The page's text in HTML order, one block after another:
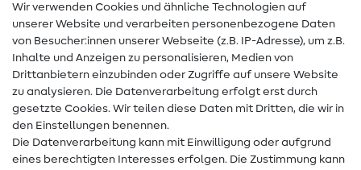
Nähanleitungen
Hilfe & Kontakt
Kontakt
Infos zum Betreiberwechsel
FAQ
Widerrufsrecht
Wir verwenden Cookies und ähnliche Technologien auf
unserer Website und verarbeiten personenbezogene Daten
von Besucher:innen unserer Webseite (z.B. IP-Adresse), um z.B.
Inhalte und Anzeigen zu personalisieren, Medien von
Drittanbietern einzubinden oder Zugriffe auf unsere Website
zu analysieren. Die Datenverarbeitung erfolgt erst durch
gesetzte Cookies. Wir teilen diese Daten mit Dritten, die wir in
den Einstellungen benennen.
Die Datenverarbeitung kann mit Einwilligung oder aufgrund
eines berechtigten Interesses erfolgen. Die Zustimmung kann